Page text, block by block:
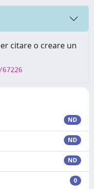
citare o creare un
ND
ND
ND
0